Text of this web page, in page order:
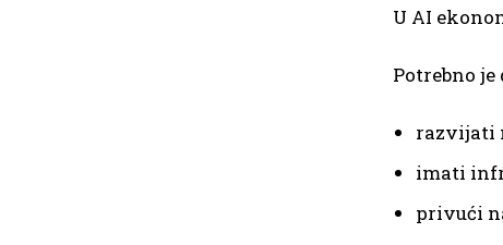
U AI
Potrebno je
razvijati
imati
privući